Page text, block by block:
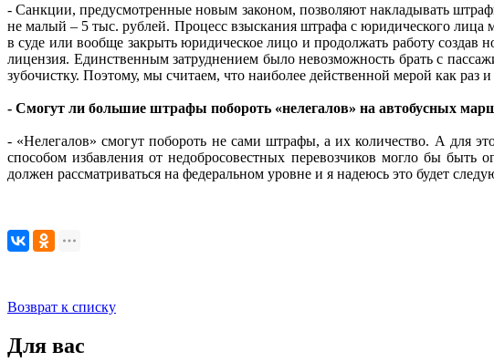
- Санкции, предусмотренные новым законом, позволяют накладывать
не малый – 5 тыс. рублей. Процесс взыскания штрафа с юридического лица
в суде или вообще закрыть юридическое лицо и продолжать работу создав
лицензия. Единственным затруднением было невозможность брать с
зубочистку. Поэтому, мы считаем, что наиболее действенной мерой как раз
- Смогут ли большие штрафы побороть «нелегалов» на автобусных
- «Нелегалов» смогут побороть не сами штрафы, а их количество. А для
способом избавления от недобросовестных перевозчиков могло бы
должен рассматриваться на федеральном уровне и я надеюсь это будет
Возврат к списку
Для вас